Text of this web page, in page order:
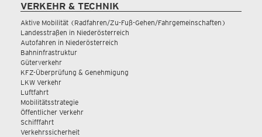
VERKEHR & TECHNIK
Aktive Mobilität (Radfahren/Zu-Fuß-Gehen/Fahrgemeinschaften)
Landesstraßen in Niederösterreich
Autofahren in Niederösterreich
Bahninfrastruktur
Güterverkehr
KFZ-Überprüfung & Genehmigung
LKW Verkehr
Luftfahrt
Mobilitätsstrategie
Öffentlicher Verkehr
Schifffahrt
Verkehrssicherheit